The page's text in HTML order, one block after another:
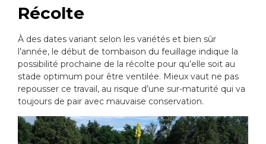
Récolte
À des dates variant selon les variétés et bien sûr
l’année, le début de tombaison du feuillage indique la
possibilité prochaine de la récolte pour qu’elle soit au
stade optimum pour être ventilée. Mieux vaut ne pas
repousser ce travail, au risque d’une sur-maturité qui va
toujours de pair avec mauvaise conservation.